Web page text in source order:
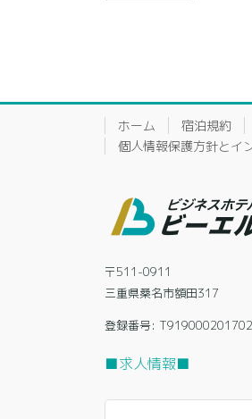
ホーム 宿泊規約
個人情報保護方針とイ
〒511-0911
三重県桑名市額田317
登録番号:
■求人情報■